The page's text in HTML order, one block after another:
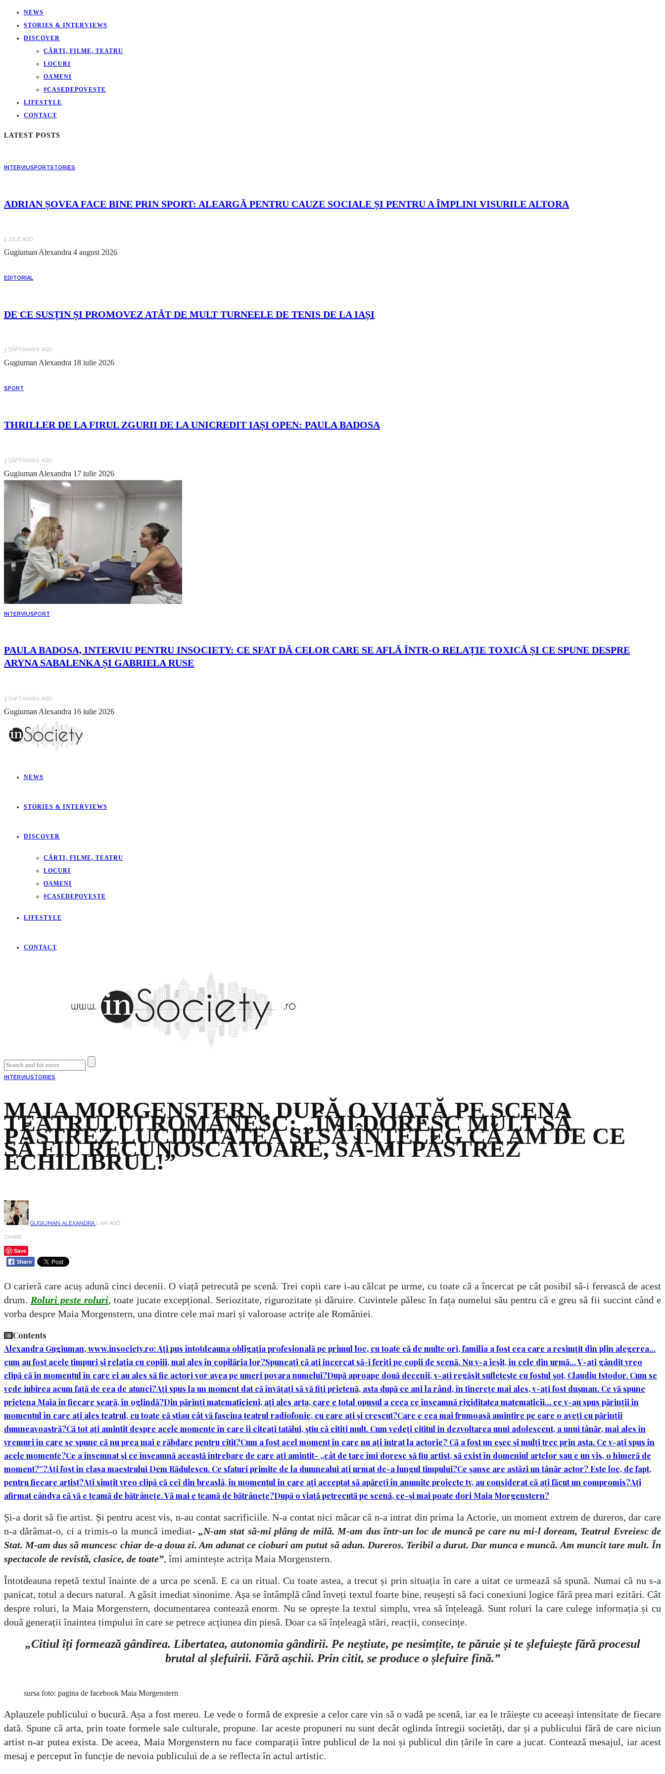
NEWS
STORIES & INTERVIEWS
DISCOVER
CĂRTI, FILME, TEATRU
LOCURI
OAMENI
#CASEDEPOVESTE
LIFESTYLE
CONTACT
LATEST POSTS
INTERVIUSPORTSTORIES
ADRIAN ȘOVEA FACE BINE PRIN SPORT: ALEARGĂ PENTRU CAUZE SOCIALE ȘI PENTRU A ÎMPLINI VISURILE ALTORA
2 ZILE AGO
Gugiuman Alexandra 4 august 2026
EDITORIAL
DE CE SUSȚIN ȘI PROMOVEZ ATÂT DE MULT TURNEELE DE TENIS DE LA IAȘI
3 SĂPTĂMÂNI AGO
Gugiuman Alexandra 18 iulie 2026
SPORT
THRILLER DE LA FIRUL ZGURII DE LA UNICREDIT IAȘI OPEN: PAULA BADOSA
3 SĂPTĂMÂNI AGO
Gugiuman Alexandra 17 iulie 2026
INTERVIUSPORT
PAULA BADOSA, INTERVIU PENTRU INSOCIETY: CE SFAT DĂ CELOR CARE SE AFLĂ ÎNTR-O RELAȚIE TOXICĂ ȘI CE SPUNE DESPRE
ARYNA SABALENKA ȘI GABRIELA RUSE
3 SĂPTĂMÂNI AGO
Gugiuman Alexandra 16 iulie 2026
NEWS
STORIES & INTERVIEWS
DISCOVER
CĂRTI, FILME, TEATRU
LOCURI
OAMENI
#CASEDEPOVESTE
LIFESTYLE
CONTACT
INTERVIUSTORIES
MAIA MORGENSTERN, DUPĂ O VIAȚĂ PE SCENA
TEATRULUI ROMÂNESC: „ÎMI DORESC MULT SĂ
PĂSTREZ LUCIDITATEA ȘI SĂ ÎNȚELEG CĂ AM DE CE
SĂ FIU RECUNOSCĂTOARE, SĂ-MI PĂSTREZ
ECHILIBRUL!”
GUGIUMAN ALEXANDRA1 AN AGO
SHARE
Save
O carieră care acuș adună cinci decenii. O viață petrecută pe scenă. Trei copii care i-au călcat pe urme, cu toate că a încercat pe cât posibil să-i ferească de acest
drum. Roluri peste roluri, toate jucate excepțional. Seriozitate, rigurozitate și dăruire. Cuvintele pălesc în fața numelui său pentru că e greu să fii succint când e
vorba despre Maia Morgenstern, una dintre cele mai mari și valoroase actrițe ale României.
Contents
Alexandra Gugiuman, www.insociety.ro: Ați pus întotdeauna obligația profesională pe primul loc, cu toate că de multe ori, familia a fost cea care a resimțit din plin alegerea…
cum au fost acele timpuri și relația cu copiii, mai ales în copilăria lor?Spuneați că ați încercat să-i feriți pe copii de scenă. Nu v-a ieșit, în cele din urmă… V-ați gândit vreo
clipă că în momentul în care ei au ales să fie actori vor avea pe umeri povara numelui?După aproape două decenii, v-ați regăsit sufletește cu fostul șot, Claudiu Istodor. Cum se
vede iubirea acum față de cea de atunci?Ați spus la un moment dat că învățați să vă fiți prietenă, asta după ce ani la rând, în tinerețe mai ales, v-ați fost dușman. Ce vă spune
prietena Maia în fiecare seară, în oglindă?Din părinți matematicieni, ați ales arta, care e total opusul a ceea ce înseamnă rigiditatea matematicii… ce v-au spus părinții în
momentul în care ați ales teatrul, cu toate că știau cât vă fascina teatrul radiofonic, cu care ați și crescut?Care e cea mai frumoasă amintire pe care o aveți cu părinții
dumneavoastră?Că tot ați amintit despre acele momente în care îi citeați tatălui, știu că citiți mult. Cum vedeți cititul în dezvoltarea unui adolescent, a unui tânăr, mai ales în
vremuri în care se spune că nu prea mai e răbdare pentru citit?Cum a fost acel moment în care nu ați intrat la actorie? Că a fost un eșec și mulți trec prin asta. Ce v-ați spus în
acele momente?Ce a însemnat și ce înseamnă această întrebare de care ați amintit- „cât de tare îmi doresc să fiu artist, să exist în domeniul artelor sau e un vis, o himeră de
moment?”?Ați fost în clasa maestrului Dem Rădulescu. Ce sfaturi primite de la dumnealui ați urmat de-a lungul timpului?Ce șanse are astăzi un tânăr actor? Este loc, de fapt,
pentru fiecare artist?Ați simțit vreo clipă că cei din breaslă, în momentul în care ați acceptat să apăreți în anumite proiecte tv, au considerat că ați făcut un compromis?Ați
afirmat cândva că vă e teamă de bătrânețe. Vă mai e teamă de bătrânețe?După o viață petrecută pe scenă, ce-și mai poate dori Maia Morgenstern?
Și-a dorit să fie artist. Și pentru acest vis, n-au contat sacrificiile. N-a contat nici măcar că n-a intrat din prima la Actorie, un moment extrem de dureros, dar care
n-a dărâmat-o, ci a trimis-o la muncă imediat- „N-am stat să-mi plâng de milă. M-am dus într-un loc de muncă pe care nu mi-l doream, Teatrul Evreiesc de
Stat. M-am dus să muncesc chiar de-a doua zi. Am adunat ce cioburi am putut să adun. Dureros. Teribil a durut. Dar munca e muncă.Am muncit tare mult. În
spectacole de revistă, clasice, de toate”, îmi amintește actrița Maia Morgenstern.
Întotdeauna repetă textul înainte de a urca pe scenă. E ca un ritual. Cu toate astea, a trecut și prin situația în care a uitat ce urmează să spună. Numai că nu s-a
panicat, totul a decurs natural. A găsit imediat sinonime. Așa se întâmplă când înveți textul foarte bine, reușești să faci conexiuni logice fără prea mari ezitări. Cât
despre roluri, la Maia Morgenstern, documentarea contează enorm. Nu se oprește la textul simplu, vrea să înțeleagă. Sunt roluri la care culege informația și cu
două generații înaintea timpului în care se petrece acțiunea din piesă. Doar ca să înțeleagă stări, reacții, consecințe.
„Citiul îți formează gândirea. Libertatea, autonomia gândirii. Pe neștiute, pe nesimțite, te păruie și te șlefuiește fără procesul
brutal al șlefuirii. Fără așchii. Prin citit, se produce o șlefuire fină.”
sursa foto: pagina de facebook Maia Morgenstern
Aplauzele publicului o bucură. Așa a fost mereu. Le vede o formă de expresie a celor care vin să o vadă pe scenă, iar ea le trăiește cu aceeași intensitate de fiecare
dată. Spune că arta, prin toate formele sale culturale, propune. Iar aceste propuneri nu sunt decât oglinda întregii societăți, dar și a publicului fără de care niciun
artist n-ar putea exista. De aceea, Maia Morgenstern nu face comparații între publicul de la noi și publicul din țările în care a jucat. Contează mesajul, iar acest
mesaj e perceput în funcție de nevoia publicului de a se reflecta în actul artistic.